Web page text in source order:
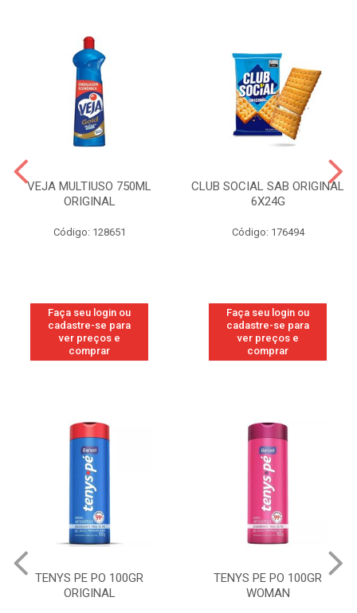
VEJA MULTIUSO 750ML
ORIGINAL
Código: 128651
Faça seu login ou
cadastre-se para
ver preços e
comprar
CLUB SOCIAL SAB ORIGINAL
6X24G
Código: 176494
Faça seu login ou
cadastre-se para
ver preços e
comprar
TENYS PE PO 100GR
ORIGINAL
TENYS PE PO 100GR
WOMAN